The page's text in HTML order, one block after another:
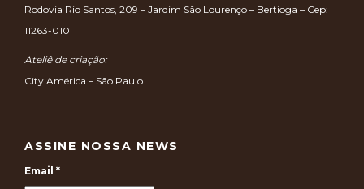
Rodovia Rio Santos, 209 – Jardim São Lourenço – Bertioga – Cep:
11263-010
Ateliê de criação:
City América – São Paulo
ASSINE NOSSA NEWS
Email *